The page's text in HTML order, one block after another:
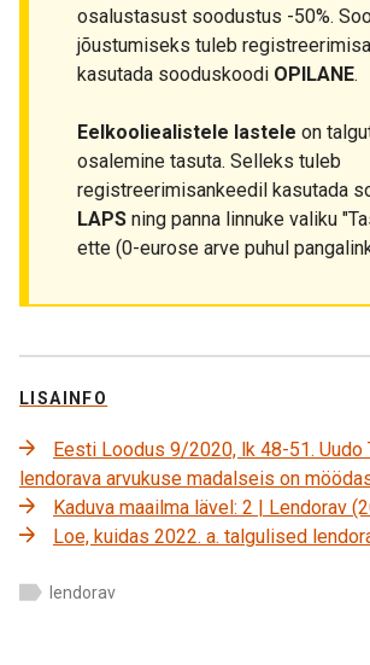
osalustasust soodustus -50%.
jõustumiseks tuleb
kasutada sooduskoodi OPILANE.
Eelkooliealistele lastele on
osalemine tasuta. Selleks tuleb
registreerimisankeedil kasutada
LAPS ning panna linnuke valiku
ette (0-eurose arve puhul
LISAINFO
Eesti Loodus 9/2020, lk 48-51. Uudo
lendorava arvukuse madalseis on
Kaduva maailma lävel: 2 | Lendorav
Loe, kuidas 2022. a. talgulised
lendorav